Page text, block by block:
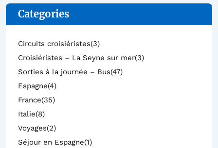
Categories
Circuits croisiéristes(3)
Croisiéristes – La Seyne sur mer(3)
Sorties à la journée – Bus(47)
Espagne(4)
France(35)
Italie(8)
Voyages(2)
Séjour en Espagne(1)